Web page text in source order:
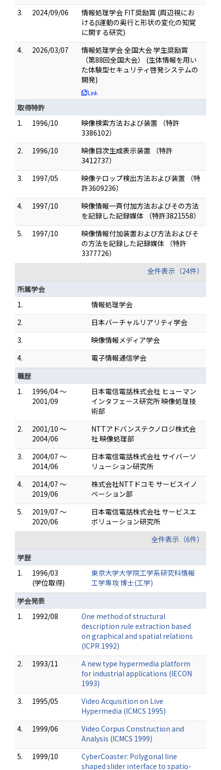
3.
2024/09/06
情報処理学会 FIT奨励賞 (周辺視にお
けるβ運動の奥行と形状の変化の知覚
に関する研究)
4.
2026/03/07
情報処理学会 全国大会 学生奨励賞
（第88回全国大会） (生体情報を用い
た体験型セキュリティ啓発システムの
開発)
取得特許
1.
1996/10
映像検索方法および装置 （特許
3386102）
2.
1996/10
映像目次生成表示装置 （特許
3412737）
3.
1997/05
映像テロップ検出方法および装置 （特
許3609236）
4.
1997/10
映像情報一斉付加方法およびその方法
を記録した記録媒体 （特許3821558）
5.
1997/10
映像情報付加装置および方法およびそ
の方法を記録した記録媒体 （特許
3377726）
全件表示（24件）
所属学会
1.
情報処理学会
2.
日本バーチャルリアリティ学会
3.
映像情報メディア学会
4.
電子情報通信学会
職歴
1.
1996/04 ～
2001/09
日本電信電話株式会社 ヒューマン
インタフェース研究所 映像処理技
術部
2.
2001/10 ～
2004/06
NTTアドバンステクノロジ株式会
社 映像処理部
3.
2004/07 ～
2014/06
日本電信電話株式会社 サイバーソ
リューション研究所
4.
2014/07 ～
2019/06
株式会社NTTドコモ サービスイノ
ベーション部
5.
2019/07 ～
2020/06
日本電信電話株式会社 サービスエ
ボリューション研究所
全件表示（6件）
学歴
1.
1996/03
(学位取得)
東京大学大学院工学系研究科情報
工学専攻 博士(工学)
学会発表
1.
1992/08
One method of structural
description rule extraction based
on graphical and spatial relations
(ICPR 1992)
2.
1993/11
A new type hypermedia platform
for industrial applications (IECON
1993)
3.
1995/05
Video Acquisition on Live
Hypermedia (ICMCS 1995)
4.
1999/06
Video Corpus Construction and
Analysis (ICMCS 1999)
5.
1999/10
CyberCoaster: Polygonal line
shaped slider interface to spatio-